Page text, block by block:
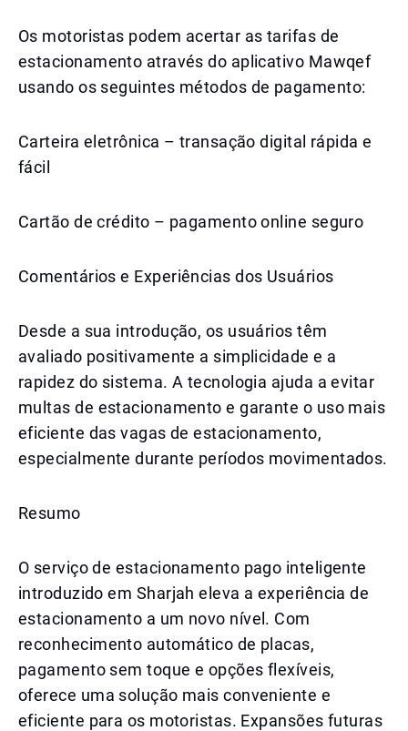
Os motoristas podem acertar as tarifas de
estacionamento através do aplicativo Mawqef
usando os seguintes métodos de pagamento:
Carteira eletrônica – transação digital rápida e
fácil
Cartão de crédito – pagamento online seguro
Comentários e Experiências dos Usuários
Desde a sua introdução, os usuários têm
avaliado positivamente a simplicidade e a
rapidez do sistema. A tecnologia ajuda a evitar
multas de estacionamento e garante o uso mais
eficiente das vagas de estacionamento,
especialmente durante períodos movimentados.
Resumo
O serviço de estacionamento pago inteligente
introduzido em Sharjah eleva a experiência de
estacionamento a um novo nível. Com
reconhecimento automático de placas,
pagamento sem toque e opções flexíveis,
oferece uma solução mais conveniente e
eficiente para os motoristas. Expansões futuras